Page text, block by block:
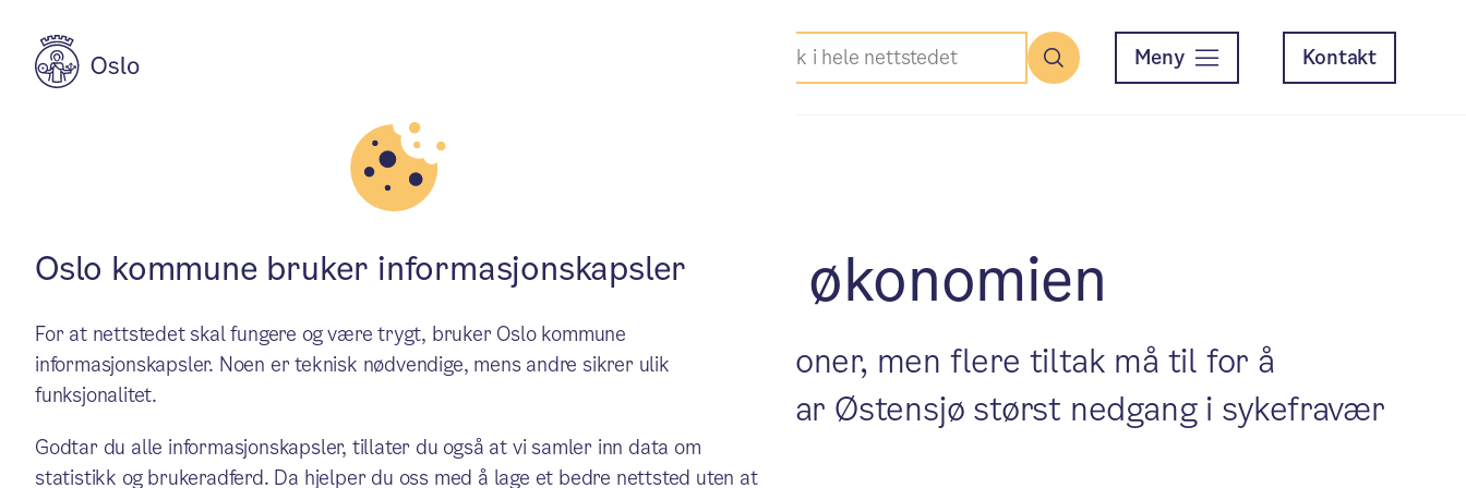
Meny Kontakt
Bydel Østensjø: Status for økonomien
Bydelen har redusert merforbruket med 50 millioner, men flere tiltak må til for å
komme i balanse. Tross omfattende omstilling, har Østensjø størst nedgang i sykefravær
blant bydelene.
Oslo kommune bruker informasjonskapsler
For at nettstedet skal fungere og være trygt, bruker Oslo kommune
informasjonskapsler. Noen er teknisk nødvendige, mens andre sikrer ulik
funksjonalitet.
Godtar du alle informasjonskapsler, tillater du også at vi samler inn data om
statistikk og brukeradferd. Da hjelper du oss med å lage et bedre nettsted uten at